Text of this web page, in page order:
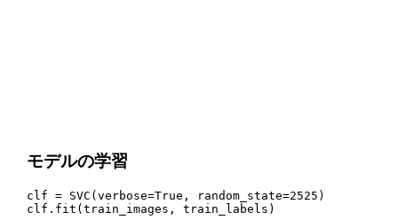
モデルの学習
clf = SVC(verbose=True, random_state=2525)
clf.fit(train_images, train_labels)